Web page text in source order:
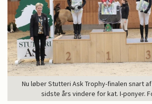
Nu løber Stutteri Ask Trophy-finalen snart
sidste års vindere for kat. I-ponyer.